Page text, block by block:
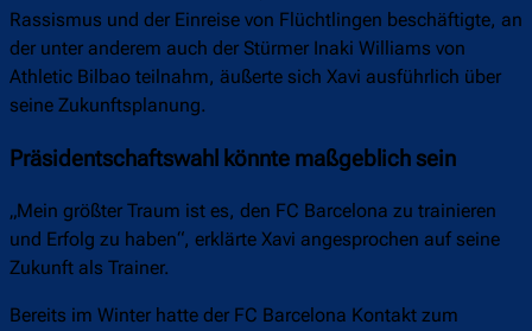
Rassismus und der Einreise von Flüchtlingen beschäftigte, an
der unter anderem auch der Stürmer Inaki Williams von
Athletic Bilbao teilnahm, äußerte sich Xavi ausführlich über
seine Zukunftsplanung.
Präsidentschaftswahl könnte maßgeblich sein
„Mein größter Traum ist es, den FC Barcelona zu trainieren
und Erfolg zu haben“, erklärte Xavi angesprochen auf seine
Zukunft als Trainer.
Bereits im Winter hatte der FC Barcelona Kontakt zum